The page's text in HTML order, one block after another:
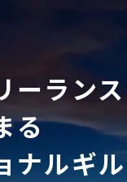
ーランス
る
ナルギ